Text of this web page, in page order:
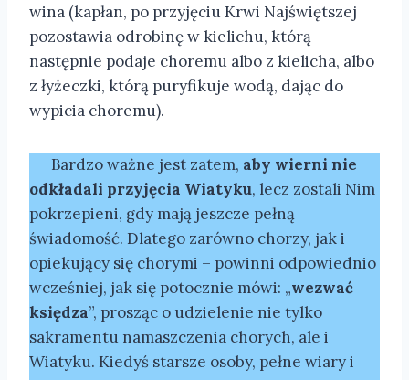
wina (kapłan, po przyjęciu Krwi Najświętszej
pozostawia odrobinę w kielichu, którą
następnie podaje choremu albo z kielicha, albo
z łyżeczki, którą puryfikuje wodą, dając do
wypicia choremu).
Bardzo ważne jest zatem, aby wierni nie
odkładali przyjęcia Wiatyku, lecz zostali Nim
pokrzepieni, gdy mają jeszcze pełną
świadomość. Dlatego zarówno chorzy, jak i
opiekujący się chorymi – powinni odpowiednio
wcześniej, jak się potocznie mówi: „wezwać
księdza”, prosząc o udzielenie nie tylko
sakramentu namaszczenia chorych, ale i
Wiatyku. Kiedyś starsze osoby, pełne wiary i